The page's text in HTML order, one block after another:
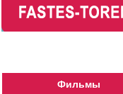
Фильмы